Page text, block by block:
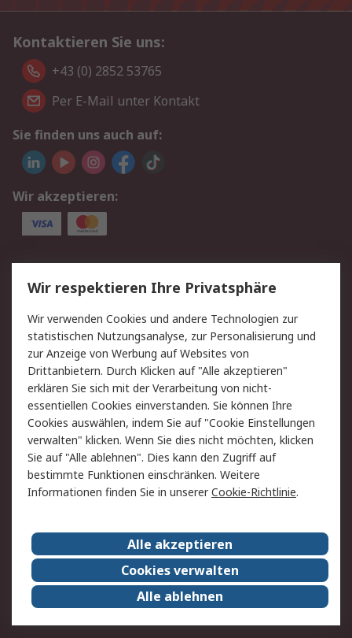
Kontaktieren Sie uns:
+43 (0) 2852 53765
Per E-Mail unter Kontakt
Sie finden uns auch auf:
Wir akzeptieren:
Service
Value Added Services
Lieferlösungen
Rücksendung/Entsorgung Kontakt
Hilfe
Rechtliches
RS Verkaufs- und
Lieferbedingungen
Datenschutz
Cookie-Richtlinie
Zahlungsbedingungen
Impressum
Webseite Konditionen
RS weltweit
Karriere bei RS
Nachhaltigkeit
Qualität/Zertifikate
Presse-Center
Event-Center
Wir respektieren Ihre Privatsphäre
Wir verwenden Cookies und andere Technologien zur
statistischen Nutzungsanalyse, zur Personalisierung und
zur Anzeige von Werbung auf Websites von
Drittanbietern. Durch Klicken auf "Alle akzeptieren"
erklären Sie sich mit der Verarbeitung von nicht-
essentiellen Cookies einverstanden. Sie können Ihre
Cookies auswählen, indem Sie auf "Cookie Einstellungen
verwalten" klicken. Wenn Sie dies nicht möchten, klicken
Sie auf "Alle ablehnen". Dies kann den Zugriff auf
bestimmte Funktionen einschränken. Weitere
Informationen finden Sie in unsererCookie-Richtlinie.
Alle akzeptieren
Cookies verwalten
Alle ablehnen